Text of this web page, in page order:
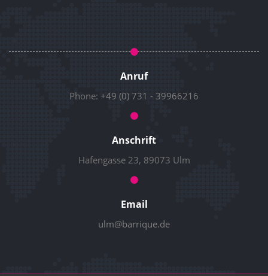
Anruf
Phone: +49 (0) 731 - 39966216
Anschrift
Hafengasse 23, 89073 Ulm
Email
ulm@barrique.de